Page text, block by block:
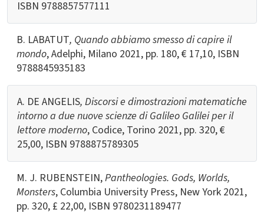
ISBN 9788857577111
B. LABATUT, Quando abbiamo smesso di capire il
mondo, Adelphi, Milano 2021, pp. 180, € 17,10, ISBN
9788845935183
A. DE ANGELIS, Discorsi e dimostrazioni matematiche
intorno a due nuove scienze di Galileo Galilei per il
lettore moderno, Codice, Torino 2021, pp. 320, €
25,00, ISBN 9788875789305
M. J. RUBENSTEIN,Pantheologies. Gods, Worlds,
Monsters, Columbia University Press, New York 2021,
pp. 320, £ 22,00, ISBN 9780231189477